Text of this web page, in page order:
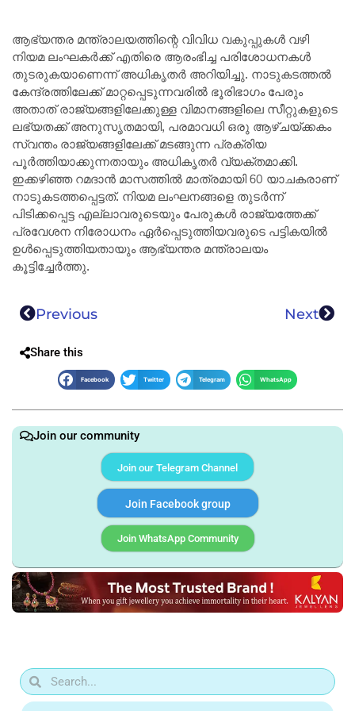
ആഭ്യന്തര മന്ത്രാലയത്തിന്റെ വിവിധ വകുപ്പുകൾ വഴി
നിയമ ലംഘകർക്ക് എതിരെ ആരംഭിച്ച പരിശോധനകൾ
തുടരുകയാണെന്ന് അധികൃതർ അറിയിച്ചു. നാടുകടത്തൽ
കേന്ദ്രത്തിലേക്ക് മാറ്റപ്പെടുന്നവരിൽ ഭൂരിഭാഗം പേരും
അതാത് രാജ്യങ്ങളിലേക്കുള്ള വിമാനങ്ങളിലെ സീറ്റുകളുടെ
ലഭ്യതക്ക് അനുസൃതമായി, പരമാവധി ഒരു ആഴ്ചയ്ക്കകം
സ്വന്തം രാജ്യങ്ങളിലേക്ക് മടങ്ങുന്ന പ്രക്രിയ
പൂർത്തിയാക്കുന്നതായും അധികൃതർ വ്യക്തമാക്കി.
ഇക്കഴിഞ്ഞ റമദാൻ മാസത്തിൽ മാത്രമായി 60 യാചകരാണ്
നാടുകടത്തപ്പെട്ടത്. നിയമ ലംഘനങ്ങളെ തുടർന്ന്
പിടിക്കപ്പെട്ട എല്ലാവരുടെയും പേരുകൾ രാജ്യത്തേക്ക്
പ്രവേശന നിരോധനം ഏർപ്പെടുത്തിയവരുടെ പട്ടികയിൽ
ഉൾപ്പെടുത്തിയതായും ആഭ്യന്തര മന്ത്രാലയം
കൂട്ടിച്ചേർത്തു.
Previous Next
Share this
Facebook Twitter Telegram WhatsApp
Join our community
Join our Telegram Channel
Join Facebook group
Join WhatsApp Community